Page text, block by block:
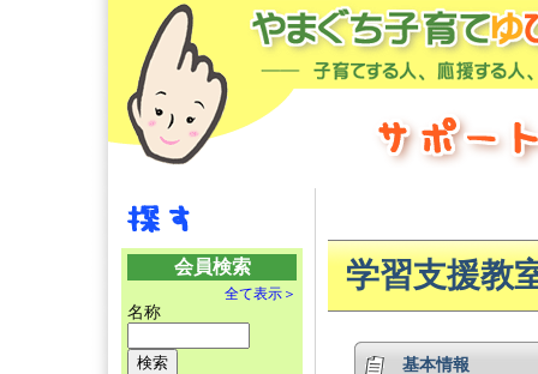
会員検索
全て表示＞
名称
学習支援教
基本情報